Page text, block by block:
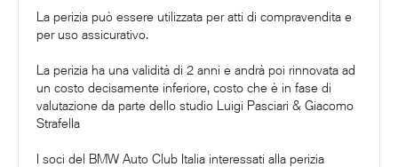
La perizia può essere utilizzata per atti di compravendita e
per uso assicurativo.
La perizia ha una validità di 2 anni e andrà poi rinnovata ad
un costo decisamente inferiore, costo che è in fase di
valutazione da parte dello studio Luigi Pasciari & Giacomo
Strafella
I soci del BMW Auto Club Italia interessati alla perizia